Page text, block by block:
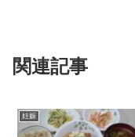
関連記事
妊娠